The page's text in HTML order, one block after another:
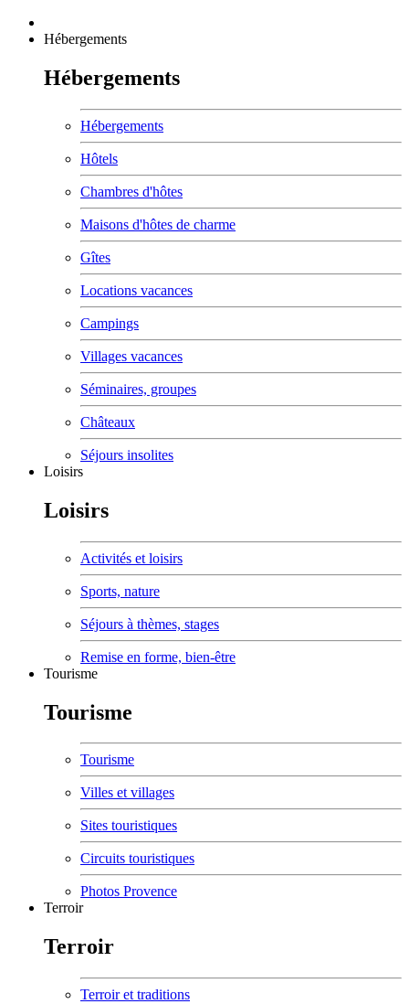
Hébergements
Hébergements
Hébergements
Hôtels
Chambres d'hôtes
Maisons d'hôtes de charme
Gîtes
Locations vacances
Campings
Villages vacances
Séminaires, groupes
Châteaux
Séjours insolites
Loisirs
Loisirs
Activités et loisirs
Sports, nature
Séjours à thèmes, stages
Remise en forme, bien-être
Tourisme
Tourisme
Tourisme
Villes et villages
Sites touristiques
Circuits touristiques
Photos Provence
Terroir
Terroir
Terroir et traditions